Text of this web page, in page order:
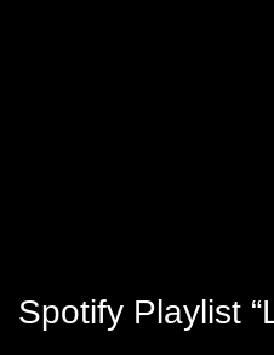
Spotify Playlist